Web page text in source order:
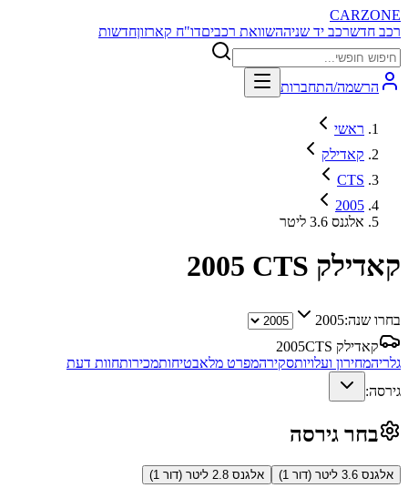
CARZONE
רכב חדשרכב יד שניההשוואת רכביםדו"ח קארזוןחדשות
הרשמה/התחברות
ראשי
קאדילק
CTS
2005
אלגנס 3.6 ליטר
קאדילק CTS 2005
בחרו שנה:2005
קאדילק CTS
2005
גלריהמחירון ועלויותסקירהמפרט מלאבטיחותמכירותחוות דעת
גירסה:
בחר גירסה
אלגנס 3.6 ליטר (דור 1) אלגנס 2.8 ליטר (דור 1)